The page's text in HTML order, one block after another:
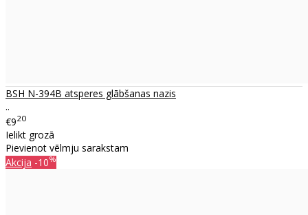
BSH N-394B atsperes glābšanas nazis
..
€920
Ielikt grozā
Pievienot vēlmju sarakstam
Akcija -10%